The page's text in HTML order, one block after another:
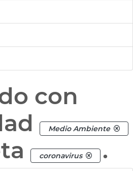
con
Medio Ambiente
coronavirus .